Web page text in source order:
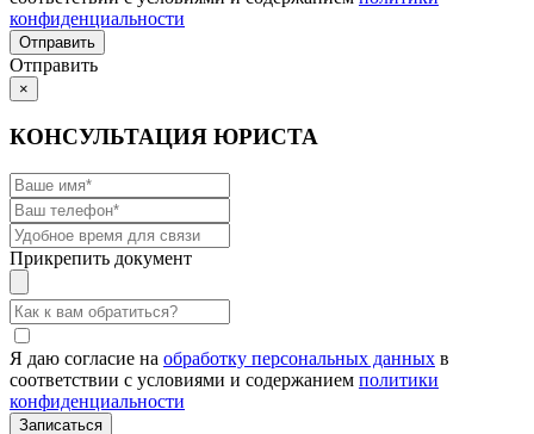
конфиденциальности
Отправить
×
КОНСУЛЬТАЦИЯ ЮРИСТА
Прикрепить документ
Я даю согласие на обработку персональных данных в
соответствии с условиями и содержанием политики
конфиденциальности